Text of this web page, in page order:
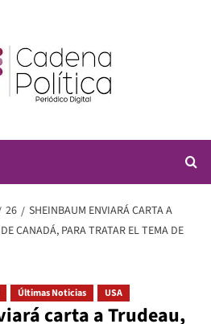
26
SHEINBAUM ENVIARÁ CARTA A
CANADÁ, PARA TRATAR EL TEMA DE
Últimas Noticias USA
carta a Trudeau,